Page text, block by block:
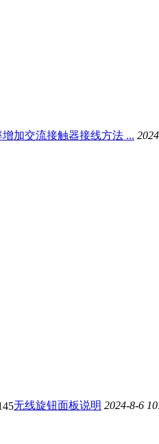
增加交流接触器接线方法 ...
无线旋钮面板说明 2024-8-6